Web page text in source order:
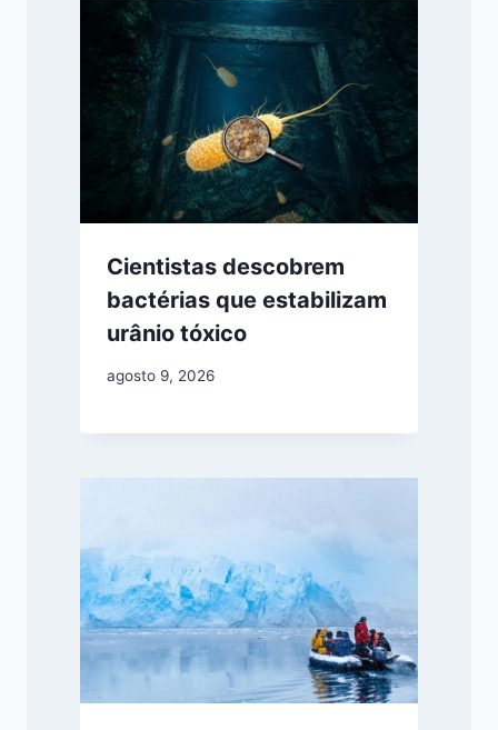
Cientistas descobrem
bactérias que estabilizam
urânio tóxico
agosto 9, 2026